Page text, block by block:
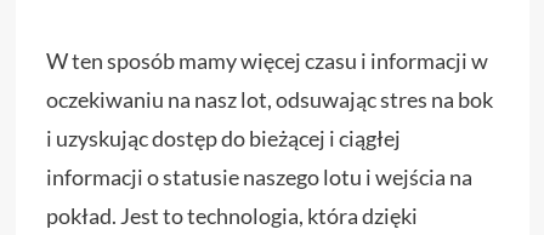
W ten sposób mamy więcej czasu i informacji w
oczekiwaniu na nasz lot, odsuwając stres na bok
i uzyskując dostęp do bieżącej i ciągłej
informacji o statusie naszego lotu i wejścia na
pokład. Jest to technologia, która dzięki